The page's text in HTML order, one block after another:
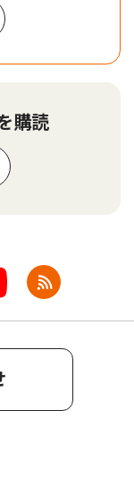
購読